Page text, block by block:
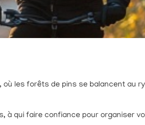
où les forêts de pins se balancent au
à qui faire confiance pour organiser